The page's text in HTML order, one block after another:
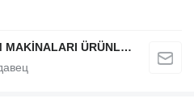
TUTKUN KARDEŞLER TARIM MAKİNALARI ÜRÜNLERİ OTOMOTİV SAN. Ve TİC. LTD.ŞTİ.